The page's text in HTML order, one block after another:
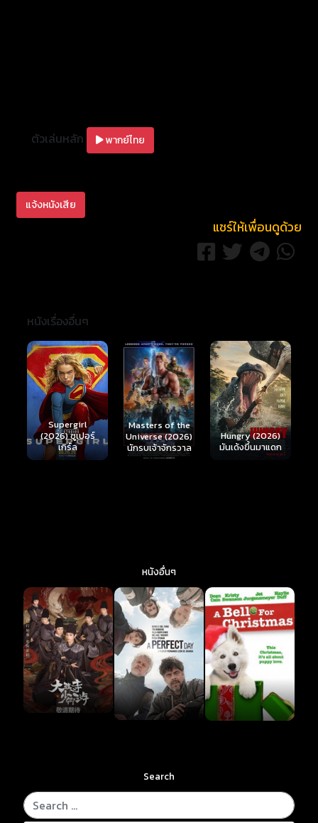
ตัวเล่นหลัก พากย์ไทย
แจ้งหนังเสีย
แชร์ให้เพื่อนดูด้วย
หนังเรื่องอื่นๆ
Masters of the
Universe (2026)
นักรบเจ้าจักรวาล
Hungry (2026)
มันเด้งขึ้นมาแดก
Ready or Not 2:
Here I Come
(2026) เกมพร้อม
ตาย 2
หนังอื่นๆ
Search